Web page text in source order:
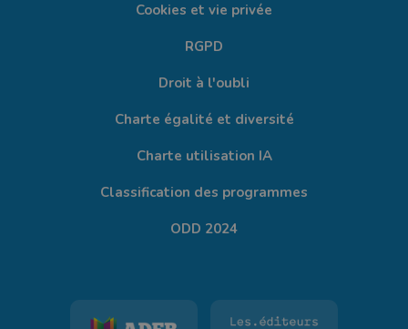
Cookies et vie privée
RGPD
Droit à l'oubli
Charte égalité et diversité
Charte utilisation IA
Classification des programmes
ODD 2024